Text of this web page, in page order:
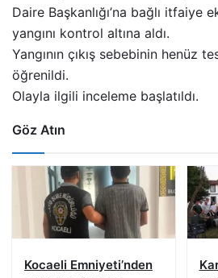
Daire Başkanlığı’na bağlı itfaiye
yangını kontrol altına aldı.
Yangının çıkış sebebinin henüz
öğrenildi.
Olayla ilgili inceleme başlatıldı.
Göz Atın
Kocaeli Emniyeti’nden